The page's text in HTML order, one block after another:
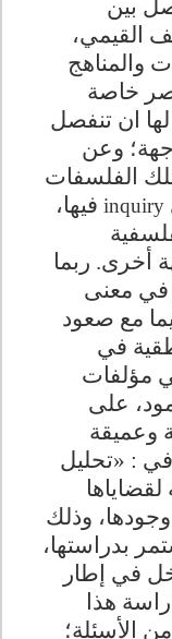
بين
القيمي،
والمناهج
خاصة
ان تنفصل
وعن
الفلسفات
inquiry فيها،
أخرى. ربما
في معنى
مع صعود
في
مؤلفات
على
وعميقة
: «تحليل
وذلك
بدراستها،
في إطار
هذا
الأسئلة؛